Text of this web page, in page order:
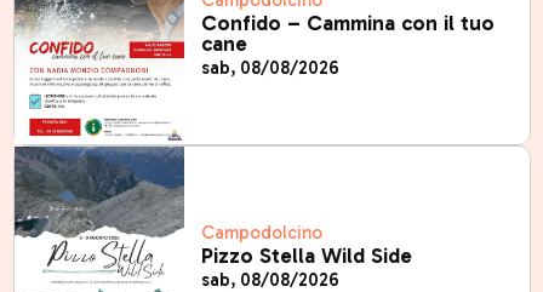
Confido – Cammina con il tuo
cane
sab, 08/08/2026
Campodolcino
Pizzo Stella Wild Side
sab, 08/08/2026